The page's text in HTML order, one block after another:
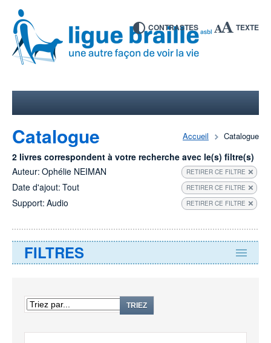
CONTRASTES TEXTE
Accueil Catalogue
Catalogue
2 livres correspondent à votre recherche avec le(s) filtre(s)
Auteur: Ophélie NEIMAN RETIRER CE FILTRE
Date d'ajout: Tout RETIRER CE FILTRE
Support: Audio RETIRER CE FILTRE
FILTRES
TRIEZ